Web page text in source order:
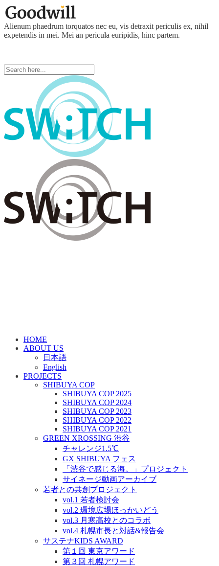
Alienum phaedrum torquatos nec eu, vis detraxit periculis ex, nihil
expetendis in mei. Mei an pericula euripidis, hinc partem.
HOME
ABOUT US
日本語
English
PROJECTS
SHIBUYA COP
SHIBUYA COP 2025
SHIBUYA COP 2024
SHIBUYA COP 2023
SHIBUYA COP 2022
SHIBUYA COP 2021
GREEN XROSSING 渋谷
チャレンジ1.5℃
GX SHIBUYA フェス
「渋谷で感じる海。」プロジェクト
サイネージ動画アーカイブ
若者との共創プロジェクト
vol.1 若者検討会
vol.2 環境広場ほっかいどう
vol.3 月寒高校とのコラボ
vol.4 札幌市長と対話&報告会
サステナKIDS AWARD
第１回 東京アワード
第３回 札幌アワード